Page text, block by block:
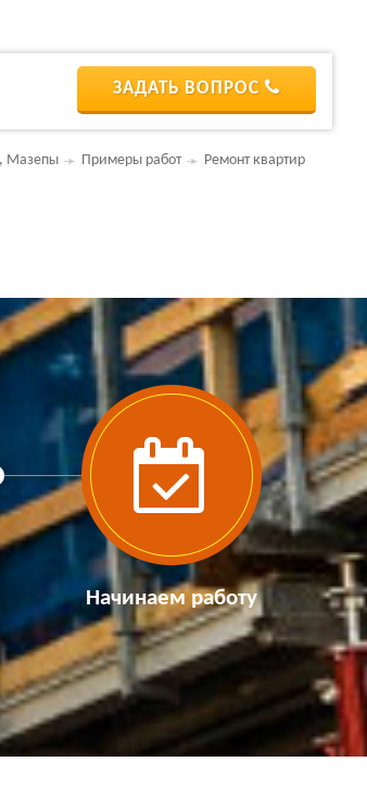
ЗАДАТЬ ВОПРОС
Ремонт квартир
Примеры работ
Мазепы
Начинаем работу